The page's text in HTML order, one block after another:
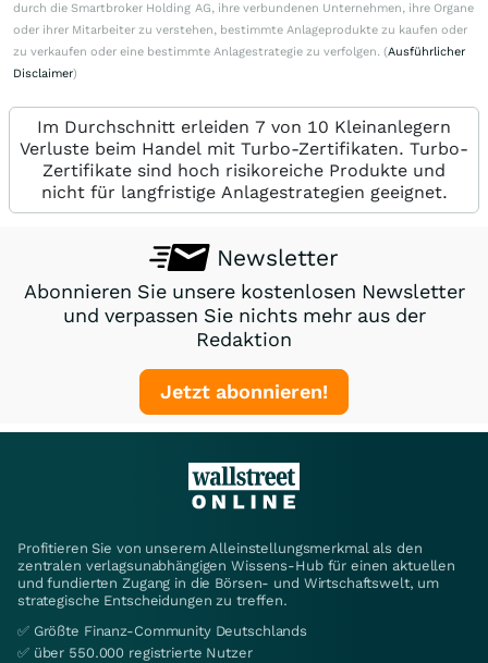
durch die Smartbroker Holding AG, ihre verbundenen Unternehmen, ihre Organe
oder ihrer Mitarbeiter zu verstehen, bestimmte Anlageprodukte zu kaufen oder
zu verkaufen oder eine bestimmte Anlagestrategie zu verfolgen. (Ausführlicher
Disclaimer)
Im Durchschnitt erleiden 7 von 10 Kleinanlegern
Verluste beim Handel mit Turbo-Zertifikaten. Turbo-
Zertifikate sind hoch risikoreiche Produkte und
nicht für langfristige Anlagestrategien geeignet.
Newsletter
Abonnieren Sie unsere kostenlosen Newsletter
und verpassen Sie nichts mehr aus der
Redaktion
Jetzt abonnieren!
Profitieren Sie von unserem Alleinstellungsmerkmal als den
zentralen verlagsunabhängigen Wissens-Hub für einen aktuellen
und fundierten Zugang in die Börsen- und Wirtschaftswelt, um
strategische Entscheidungen zu treffen.
✅ Größte Finanz-Community Deutschlands
✅ über 550.000 registrierte Nutzer